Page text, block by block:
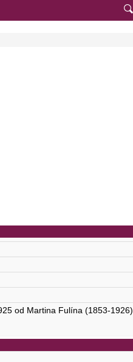
od Martina Fulína (1853-1926),